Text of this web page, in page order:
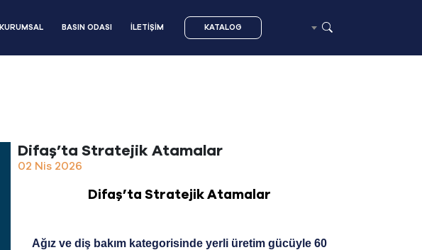
KURUMSAL BASIN ODASI İLETİŞİM KATALOG
Difaş’ta Stratejik Atamalar
02 Nis 2026
Difaş’ta Stratejik Atamalar
Ağız ve diş bakım kategorisinde yerli üretim gücüyle 60